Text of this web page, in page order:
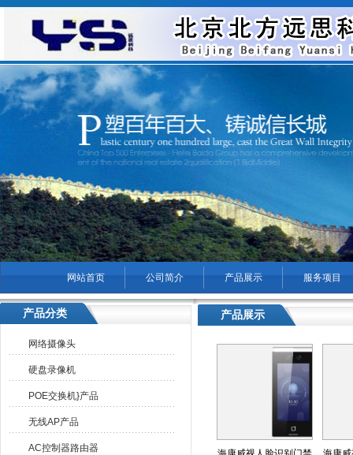
网站首页 公司简介 产品展示
服务项目
菜单名称
产品分类
网络摄像头
硬盘录像机
POE交换机}产品
无线AP产品
AC控制器路由器
产品展示
您现在的位置：通州区无
门禁考勤产品